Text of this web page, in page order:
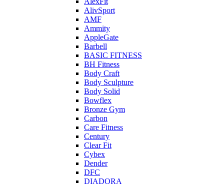
AlivSport
AMF
Ammity
AppleGate
Barbell
BASIC FITNESS
BH Fitness
Body Craft
Body Sculpture
Body Solid
Bowflex
Bronze Gym
Carbon
Care Fitness
Century
Clear Fit
Cybex
Dender
DFC
DIADORA